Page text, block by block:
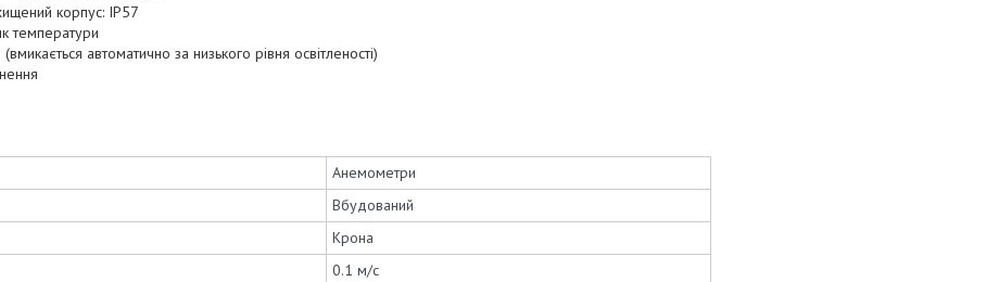
корпус: IP57
температури
автоматично за низького рівня освітленості)
Анемометри
Вбудований
Крона
0.1 м/с